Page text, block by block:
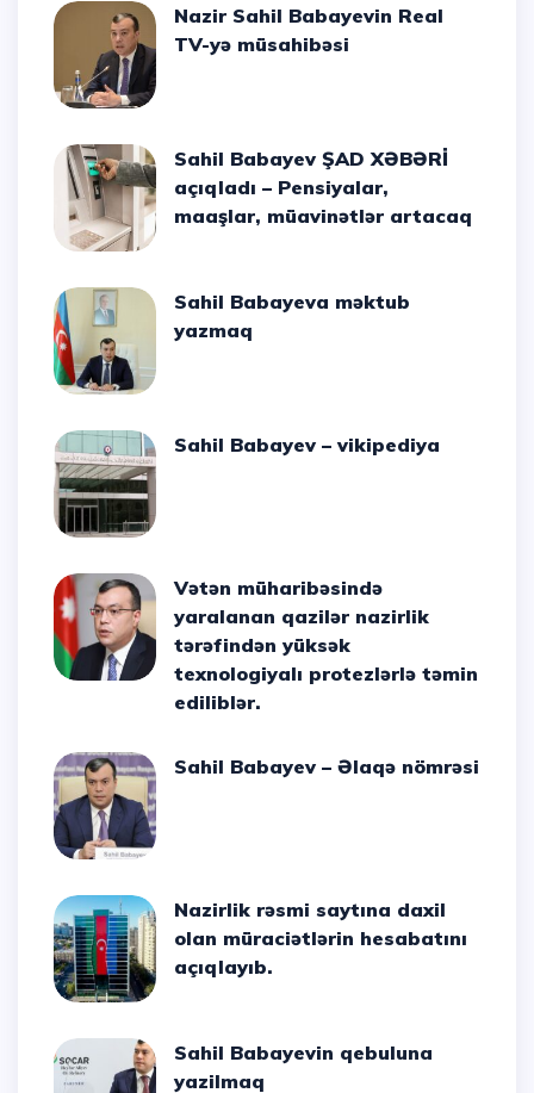
Nazir Sahil Babayevin Real
TV-yə müsahibəsi
Sahil Babayev ŞAD XƏBƏRİ
açıqladı – Pensiyalar,
maaşlar, müavinətlər artacaq
Sahil Babayeva məktub
yazmaq
Sahil Babayev – vikipediya
Vətən müharibəsində
yaralanan qazilər nazirlik
tərəfindən yüksək
texnologiyalı protezlərlə təmin
ediliblər.
Sahil Babayev – Əlaqə nömrəsi
Nazirlik rəsmi saytına daxil
olan müraciətlərin hesabatını
açıqlayıb.
Sahil Babayevin qebuluna
yazilmaq